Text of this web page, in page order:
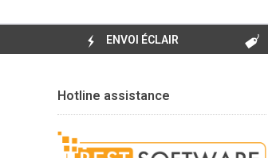
ENVOI ÉCLAIR
Hotline assistance